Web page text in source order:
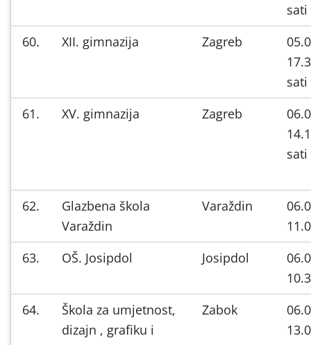
sati
60.
XII. gimnazija Zagreb
sati
61.
XV. gimnazija Zagreb
sati
62.
Glazbena škola
Varaždin
Varaždin
63.
OŠ. Josipdol Josipdol
64.
Škola za umjetnost,
dizajn , grafiku i
Zabok